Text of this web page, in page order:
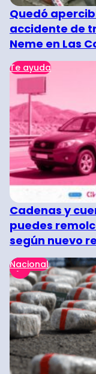
Quedó
accidente de
Neme en Las
Te ayuda
Cadenas y
puedes
según nuevo
Nacional